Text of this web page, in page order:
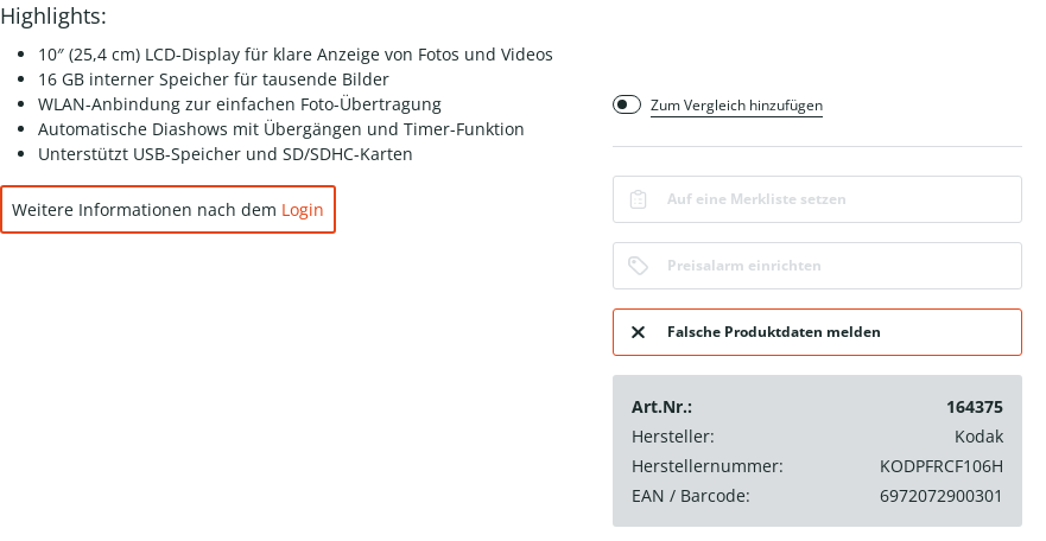
Highlights:
10″ (25,4 cm) LCD-Display für klare Anzeige von Fotos und Videos
16 GB interner Speicher für tausende Bilder
WLAN-Anbindung zur einfachen Foto-Übertragung
Automatische Diashows mit Übergängen und Timer-Funktion
Unterstützt USB-Speicher und SD/SDHC-Karten
Weitere Informationen nach dem Login
Zum Vergleich hinzufügen
Auf eine Merkliste setzen
Preisalarm einrichten
Falsche Produktdaten melden
Art.Nr.:
164375
Hersteller:
Kodak
Herstellernummer:
KODPFRCF106H
EAN / Barcode:
6972072900301